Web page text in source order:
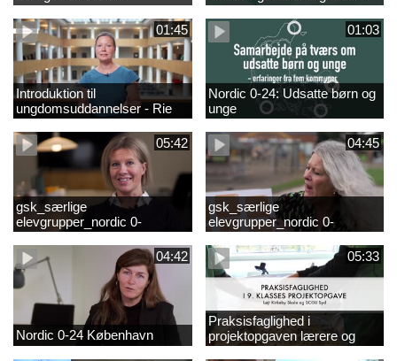
fællesskaber – inspiration og
viden til skoleledere og
ressourcepersoner
præsentationsfilm
01:45
Introduktion til
ungdomsuddannelser - Rie
Thomsen
01:03
Nordic 0-24: Udsatte børn og
unge
05:42
gsk_særlige
elevgrupper_nordic 0-
24_frederikshavn
04:45
gsk_særlige
elevgrupper_nordic 0-
24_tønder
04:42
Nordic 0-24 København
05:33
Praksisfaglighed i
projektopgaven lærere og
elever